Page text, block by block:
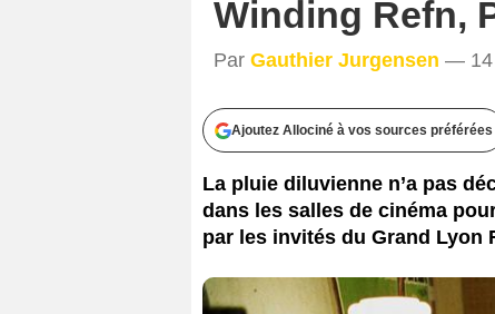
Winding Refn,
Par Gauthier Jurgensen — 14
Ajoutez Allociné à vos sources préférées
La pluie diluvienne n’a pas
dans les salles de cinéma
par les invités du Grand Lyon